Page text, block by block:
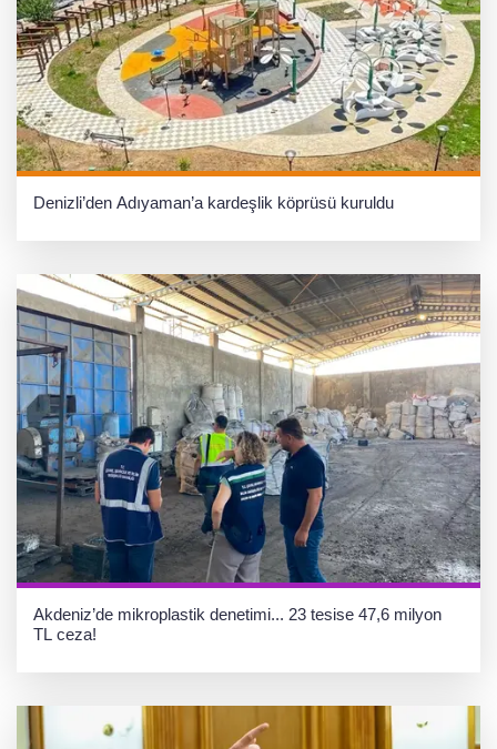
Denizli’den Adıyaman’a kardeşlik köprüsü kuruldu
Akdeniz’de mikroplastik denetimi... 23 tesise 47,6 milyon
TL ceza!